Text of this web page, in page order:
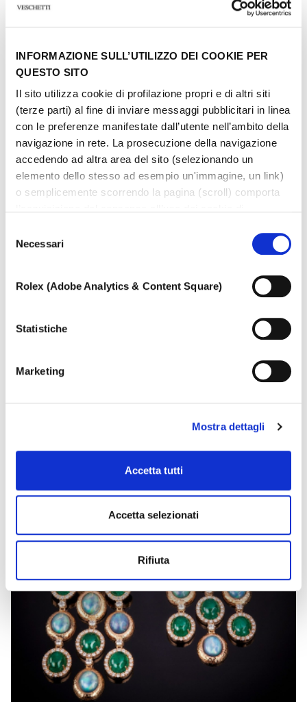
INFORMAZIONE SULL’UTILIZZO DEI COOKIE PER
QUESTO SITO
Il sito utilizza cookie di profilazione propri e di altri siti
(terze parti) al fine di inviare messaggi pubblicitari in linea
con le preferenze manifestate dall’utente nell’ambito della
navigazione in rete. La prosecuzione della navigazione
accedendo ad altra area del sito (selezionando un
elemento dello stesso ad esempio un'immagine, un link)
o semplicemente scorrendo la pagina (scroll) comporta
impostazioni relative ai cookie scegliendo quali tipologie
di cookie autorizzare (di profilazione, tecnici o analitici).
Nell’ipotesi in cui le impostazioni venissero modificate,
non è possibile garantire il corretto funzionamento del
Per saperne di più, o negare il consenso all’utilizzo a tutti
delNecessari
Rolex (Adobe Analytics & Content Square)
Statistiche
Marketing
Mostra dettagli
Accetta tutti
Accetta selezionati
Rifiuta
VIRGINIA